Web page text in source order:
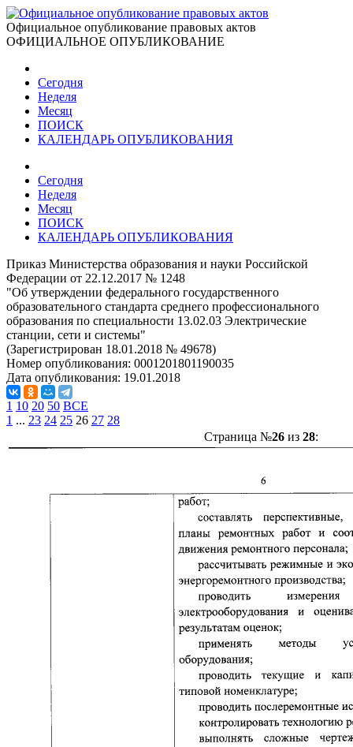
Официальное опубликование правовых актов
ОФИЦИАЛЬНОЕ ОПУБЛИКОВАНИЕ
Сегодня
Неделя
Месяц
ПОИСК
КАЛЕНДАРЬ ОПУБЛИКОВАНИЯ
Сегодня
Неделя
Месяц
ПОИСК
КАЛЕНДАРЬ ОПУБЛИКОВАНИЯ
Приказ Министерства образования и науки Российской
Федерации от 22.12.2017 № 1248
"Об утверждении федерального государственного
образовательного стандарта среднего профессионального
образования по специальности 13.02.03 Электрические
станции, сети и системы"
(Зарегистрирован 18.01.2018 № 49678)
Номер опубликования: 0001201801190035
Дата опубликования: 19.01.2018
1 10 20 50 ВСЕ
1 ... 23 24 25 26 27 28
Страница №26из 28: